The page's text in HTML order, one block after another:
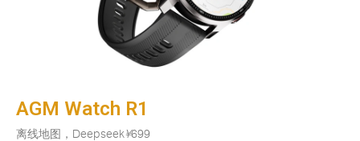
AGM Watch R1
离线地图，Deepseek¥699